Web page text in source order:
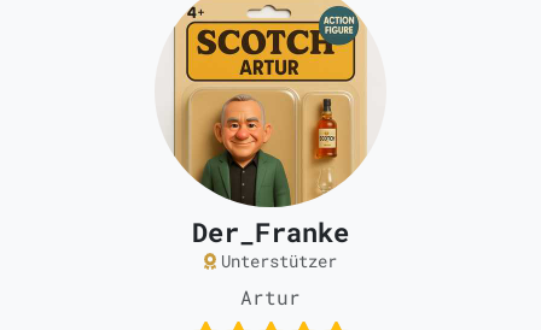
Der_Franke
Unterstützer
Artur